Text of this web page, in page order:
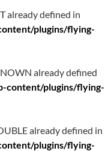
already defined in
plugins/flying-
already defined
content/plugins/flying-
already defined in
plugins/flying-